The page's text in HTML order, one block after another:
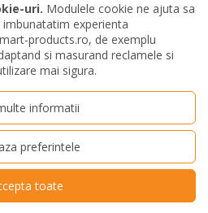
uri. Modulele cookie ne ajuta sa
experienta
products.ro, de exemplu
si masurand reclamele si
mai sigura.
informatii
preferintele
toate